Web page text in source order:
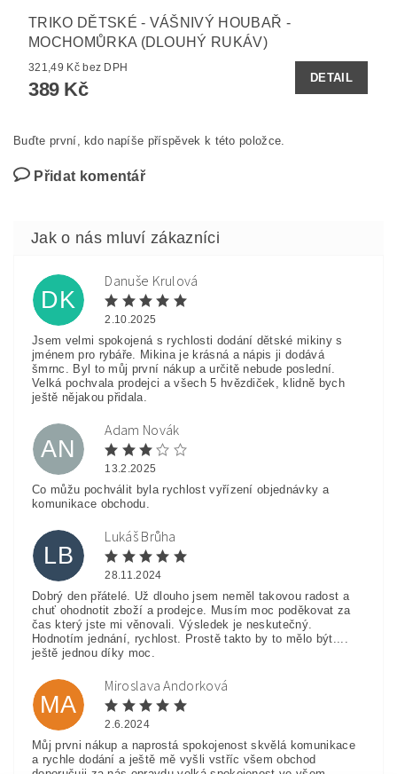
TRIKO DĚTSKÉ - VÁŠNIVÝ HOUBAŘ -
MOCHOMŮRKA (DLOUHÝ RUKÁV)
321,49 Kč bez DPH
389 Kč
DETAIL
Buďte první, kdo napíše příspěvek k této položce.
Přidat komentář
DK
Danuše Krulová
2.10.2025
Jsem velmi spokojená s rychlosti dodání dětské mikiny s
jménem pro rybáře. Mikina je krásná a nápis ji dodává
šmrnc. Byl to můj první nákup a určitě nebude poslední.
Velká pochvala prodejci a všech 5 hvězdiček, klidně bych
ještě nějakou přidala.
AN
Adam Novák
13.2.2025
Co můžu pochválit byla rychlost vyřízení objednávky a
komunikace obchodu.
LB
Lukáš Brůha
28.11.2024
Dobrý den přátelé. Už dlouho jsem neměl takovou radost a
chuť ohodnotit zboží a prodejce. Musím moc poděkovat za
čas který jste mi věnovali. Výsledek je neskutečný.
Hodnotím jednání, rychlost. Prostě takto by to mělo být....
ještě jednou díky moc.
MA
Miroslava Andorková
2.6.2024
Můj prvni nákup a naprostá spokojenost skvělá komunikace
a rychle dodání a ještě mě vyšli vstříc všem obchod